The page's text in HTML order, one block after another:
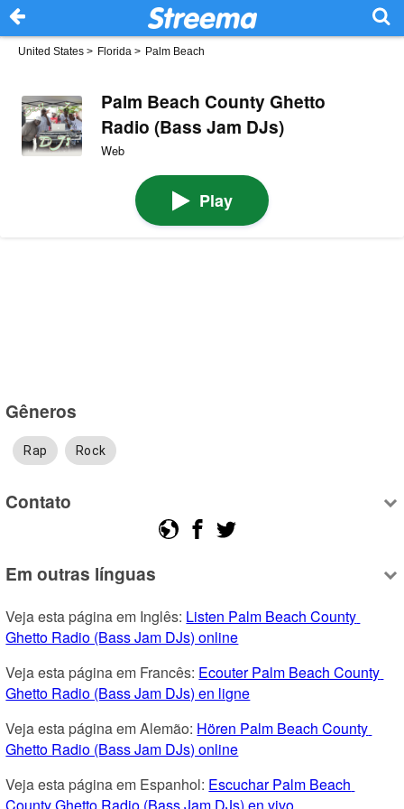
United States > Florida > Palm Beach
Palm Beach County Ghetto
Radio (Bass Jam DJs)
Web
Play
Gêneros
Rap Rock
Contato
Em outras línguas
Veja esta página em Inglês: Listen Palm Beach County
Ghetto Radio (Bass Jam DJs) online
Veja esta página em Francês: Ecouter Palm Beach County
Ghetto Radio (Bass Jam DJs) en ligne
Veja esta página em Alemão: Hören Palm Beach County
Ghetto Radio (Bass Jam DJs) online
Veja esta página em Espanhol: Escuchar Palm Beach
County Ghetto Radio (Bass Jam DJs) en vivo